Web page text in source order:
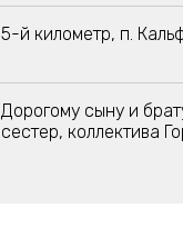
5-й километр, п.
Дорогому сыну и
сестер, коллектива